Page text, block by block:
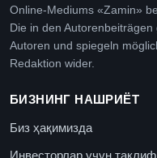
Online-Mediums «Zamin»
Die in den
Autoren und spiegeln
Redaktion wider.
БИЗНИНГ НАШРИЁТ
Биз ҳақимизда